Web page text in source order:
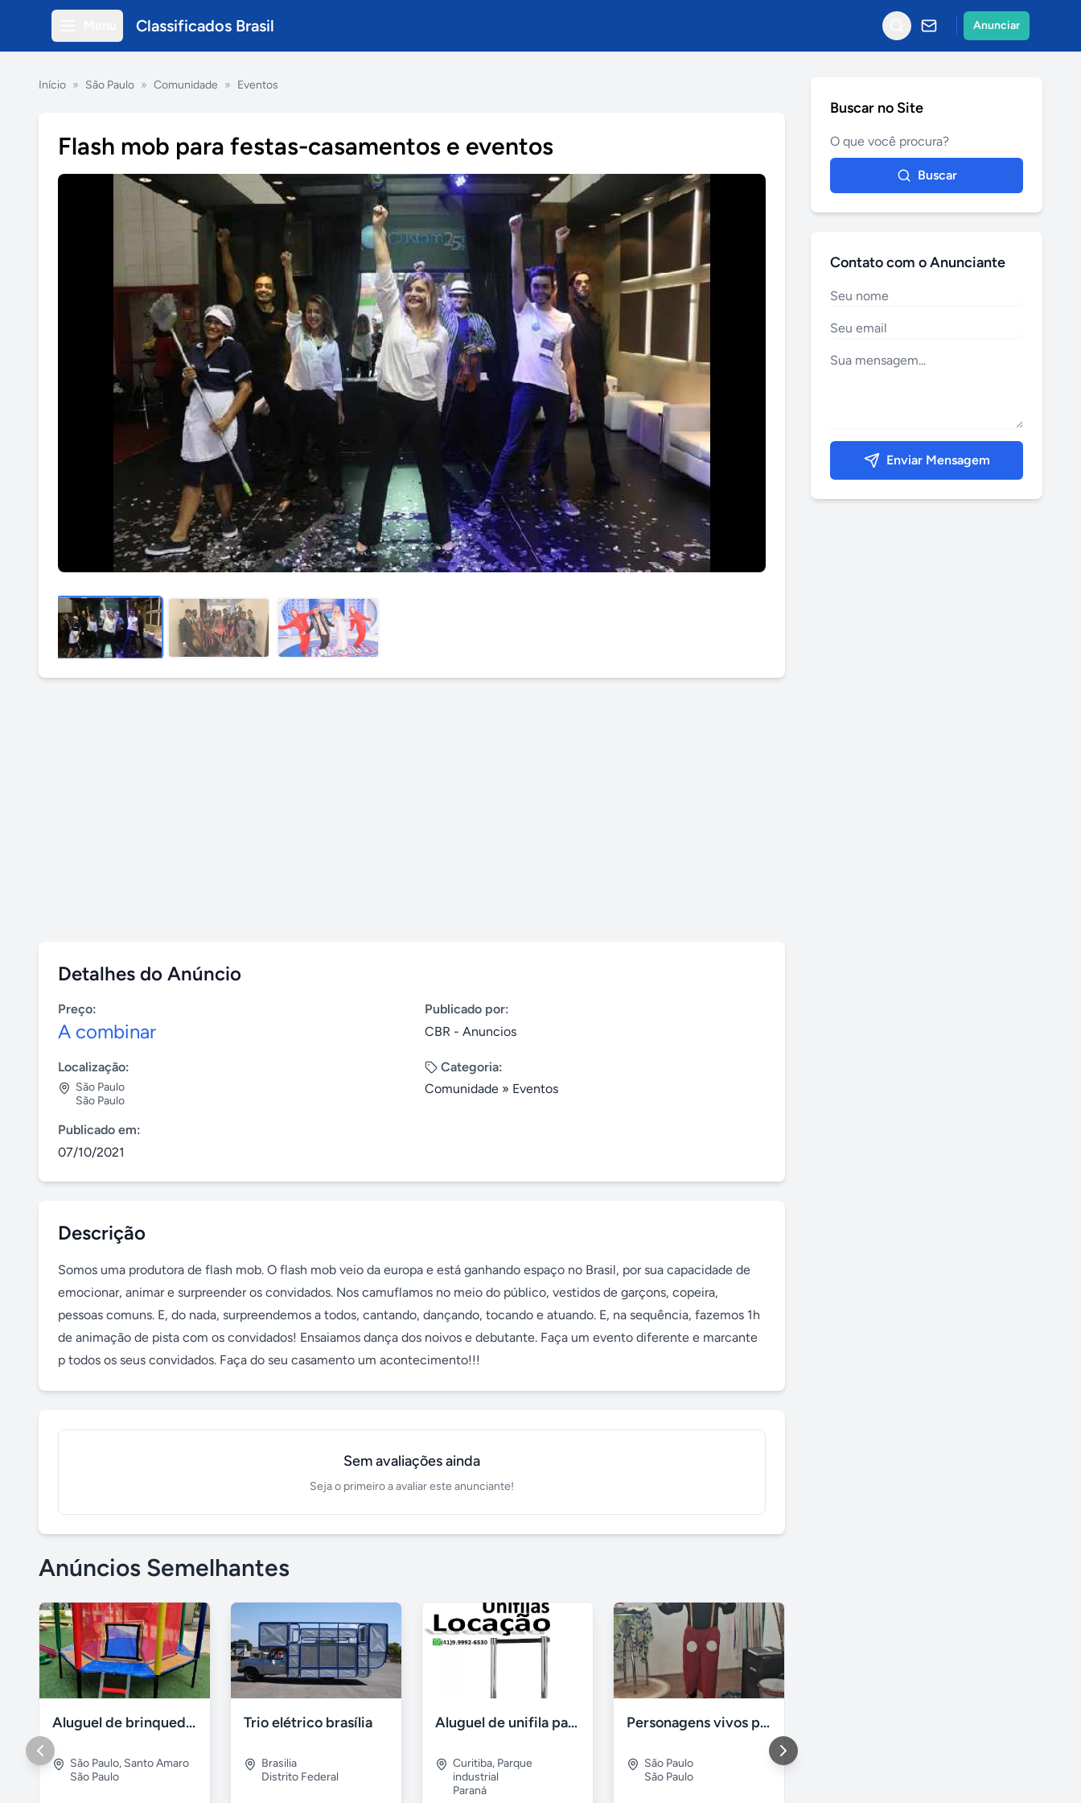
Classificados Brasil Anunciar
Início » São Paulo » Comunidade » Eventos
Flash mob para festas-casamentos e eventos
Detalhes do Anúncio
Preço:
A combinar
Publicado por:
CBR - Anuncios
Localização:
São Paulo
São Paulo
Categoria:
Comunidade » Eventos
Publicado em:
07/10/2021
Descrição
Somos uma produtora de flash mob. O flash mob veio da europa e está ganhando espaço no Brasil, por sua capacidade de
emocionar, animar e surpreender os convidados. Nos camuflamos no meio do público, vestidos de garçons, copeira,
pessoas comuns. E, do nada, surpreendemos a todos, cantando, dançando, tocando e atuando. E, na sequência, fazemos 1h
de animação de pista com os convidados! Ensaiamos dança dos noivos e debutante. Faça um evento diferente e marcante
p todos os seus convidados. Faça do seu casamento um acontecimento!!!
Sem avaliações ainda
Seja o primeiro a avaliar este anunciante!
Anúncios Semelhantes
Aluguel de brinquedos
São Paulo, Santo Amaro
São Paulo
Trio elétrico brasília
Brasilia
Distrito Federal
Aluguel de unifila para Eventos em Curitiba-Pr
Curitiba, Parque
industrial
Paraná
Personagens vivos para festas infantis em São Paulo
São Paulo
São Paulo
Buscar no Site
Buscar
Contato com o Anunciante
Enviar Mensagem